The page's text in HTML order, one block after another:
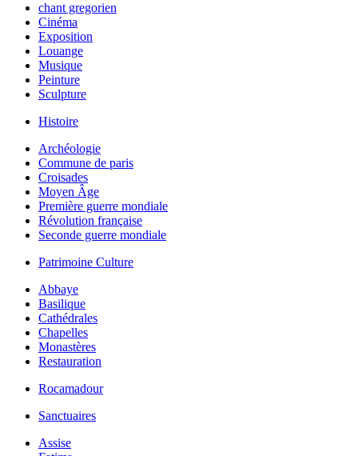
chant gregorien
Cinéma
Exposition
Louange
Musique
Peinture
Sculpture
Histoire
Archéologie
Commune de paris
Croisades
Moyen Âge
Première guerre mondiale
Révolution française
Seconde guerre mondiale
Patrimoine Culture
Abbaye
Basilique
Cathédrales
Chapelles
Monastères
Restauration
Rocamadour
Sanctuaires
Assise